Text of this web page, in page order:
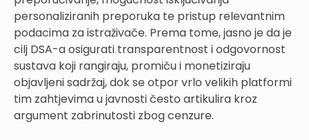
personaliziranih preporuka te pristup relevantnim
podacima za istraživače. Prema tome, jasno je da je
cilj DSA-a osigurati transparentnost i odgovornost
sustava koji rangiraju, promiču i monetiziraju
objavljeni sadržaj, dok se otpor vrlo velikih platformi
tim zahtjevima u javnosti često artikulira kroz
argument zabrinutosti zbog cenzure.